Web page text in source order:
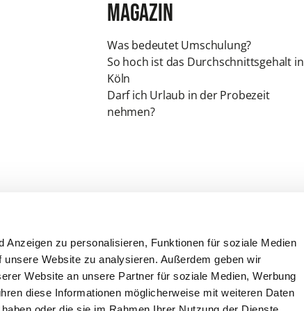
Anzeigen zu personalisieren, Funktionen für soziale Medien
Website zu analysieren. Außerdem geben wir
Website an unsere Partner für soziale Medien, Werbung
diese Informationen möglicherweise mit weiteren Daten
Magazin
Was bedeutet Umschulung?
So hoch ist das Durchschnittsgehalt in
Köln
Darf ich Urlaub in der Probezeit
nehmen?